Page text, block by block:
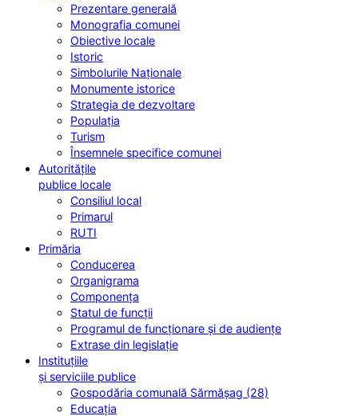
Prezentare generală
Monografia comunei
Obiective locale
Istoric
Simbolurile Naționale
Monumente istorice
Strategia de dezvoltare
Populația
Turism
Însemnele specifice comunei
Autoritățile
publice locale
Consiliul local
Primarul
RUTI
Primăria
Conducerea
Organigrama
Componența
Statul de funcții
Programul de funcționare și de audiențe
Extrase din legislație
Instituțiile
și serviciile publice
Gospodăria comunală Sărmășag (28)
Educația